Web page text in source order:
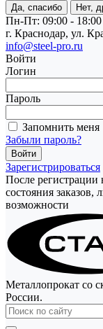
Да, спасибо Нет,
Пн-Пт: 09:00 - 18:00
г. Краснодар, ул.
info@steel-pro.ru
Войти
Логин
Пароль
Запомнить меня
Забыли пароль?
Зарегистрироваться
После регистрации
состояния
возможности
Металлопрокат со
России.